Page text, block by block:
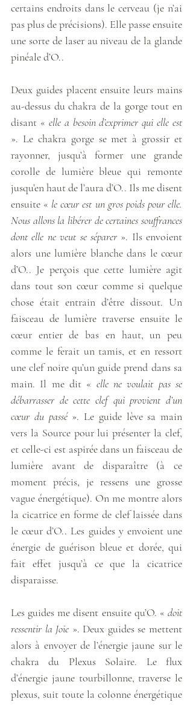
certains endroits dans le cerveau (je n’ai
pas plus de précisions). Elle passe ensuite
une sorte de laser au niveau de la glande
pinéale d’O..
Deux guides placent ensuite leurs mains
au-dessus du chakra de la gorge tout en
disant « elle a besoin d’exprimer qui elle est
». Le chakra gorge se met à grossir et
rayonner, jusqu’à former une grande
corolle de lumière bleue qui remonte
jusqu’en haut de l’aura d’O.. Ils me disent
ensuite « le cœur est un gros poids pour elle.
Nous allons la libérer de certaines souffrances
dont elle ne veut se séparer ». Ils envoient
alors une lumière blanche dans le cœur
d’O.. Je perçois que cette lumière agit
dans tout son cœur comme si quelque
chose était entrain d’être dissout. Un
faisceau de lumière traverse ensuite le
cœur entier de bas en haut, un peu
comme le ferait un tamis, et en ressort
une clef noire qu’un guide prend dans sa
main. Il me dit « elle ne voulait pas se
débarrasser de cette clef qui provient d’un
cœur du passé ». Le guide lève sa main
vers la Source pour lui présenter la clef,
et celle-ci est aspirée dans un faisceau de
lumière avant de disparaître (à ce
moment précis, je ressens une grosse
vague énergétique). On me montre alors
la cicatrice en forme de clef laissée dans
le cœur d’O.. Les guides y envoient une
énergie de guérison bleue et dorée, qui
fait effet jusqu’à ce que la cicatrice
disparaisse.
Les guides me disent ensuite qu’O. « doit
ressentir la Joie ». Deux guides se mettent
alors à envoyer de l’énergie jaune sur le
chakra du Plexus Solaire. Le flux
d’énergie jaune tourbillonne, traverse le
plexus, suit toute la colonne énergétique